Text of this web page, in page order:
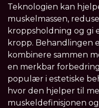
Teknologien kan
muskelmassen,
kroppsholdning og gi
kropp. Behandlingen
kombinere sammen
en merkbar
populær i estetiske
hvor den hjelper til
muskeldefinisjonen